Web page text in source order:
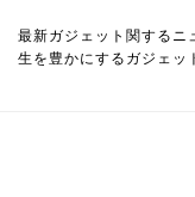
最新ガジェット関するニ
生を豊かにするガジェッ